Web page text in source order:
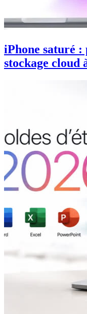
iPhone saturé :
stockage cloud